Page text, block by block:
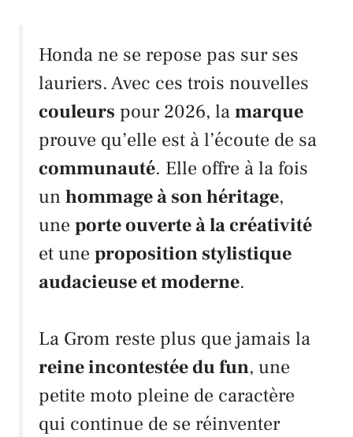
Honda ne se repose pas sur ses
lauriers. Avec ces trois nouvelles
couleurs pour 2026, lamarque
prouve qu’elle est à l’écoute de sa
communauté. Elle offre à la fois
unhommage à son héritage,
une porte ouverte à la créativité
et une proposition stylistique
audacieuse et moderne.
La Grom reste plus que jamais la
reine incontestée du fun, une
petite moto pleine de caractère
qui continue de se réinventer